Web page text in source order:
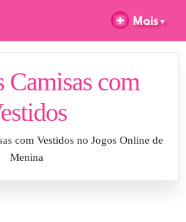
Camisas com
com Vestidos no Jogos Online de
Menina